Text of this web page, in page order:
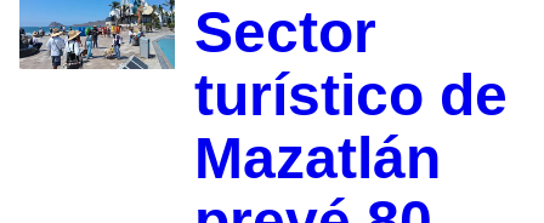
Sector
turístico de
Mazatlán